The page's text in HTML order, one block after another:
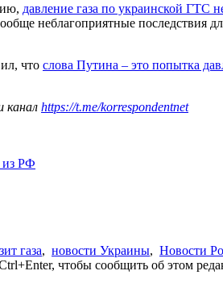
давление газа по украинской ГТС
неблагоприятные последствия
что слова Путина – это попытка
канал https://t.me/korrespondentnet
из РФ
газа, новости Украины, Новости
чтобы сообщить об этом